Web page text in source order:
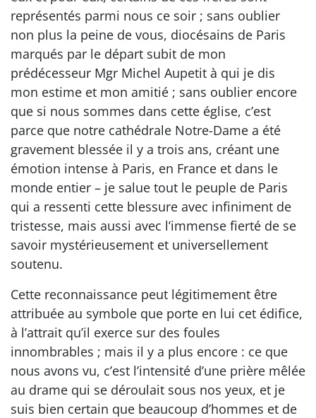
représentés parmi nous ce soir ; sans oublier
non plus la peine de vous, diocésains de Paris
marqués par le départ subit de mon
prédécesseur Mgr Michel Aupetit à qui je dis
mon estime et mon amitié ; sans oublier encore
que si nous sommes dans cette église, c’est
parce que notre cathédrale Notre-Dame a été
gravement blessée il y a trois ans, créant une
émotion intense à Paris, en France et dans le
monde entier – je salue tout le peuple de Paris
qui a ressenti cette blessure avec infiniment de
tristesse, mais aussi avec l’immense fierté de se
savoir mystérieusement et universellement
soutenu.
Cette reconnaissance peut légitimement être
attribuée au symbole que porte en lui cet édifice,
à l’attrait qu’il exerce sur des foules
innombrables ; mais il y a plus encore : ce que
nous avons vu, c’est l’intensité d’une prière mêlée
au drame qui se déroulait sous nos yeux, et je
suis bien certain que beaucoup d’hommes et de